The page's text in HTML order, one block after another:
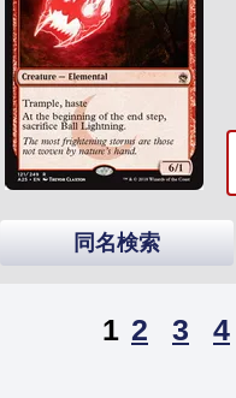
同名検索
1 2 3 4